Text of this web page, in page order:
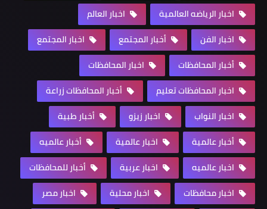
اخبار الرياضه العالمية
اخبار العالم
اخبار الفن
أخبار المجتمع
اخبار المجتمع
أخبار المحافظات
اخبار المحافظات
اخبار المحافظات تعليم
أخبار المحافظات زراعة
اخبار النواب
اخبار زيزو
أخبار طبية
أخبار عالمية
اخبار عالمية
أخبار عالميه
اخبار عالميه
اخبار عربية
أخبار للمحافظات
اخبار محافظات
اخبار محلية
اخبار مصر